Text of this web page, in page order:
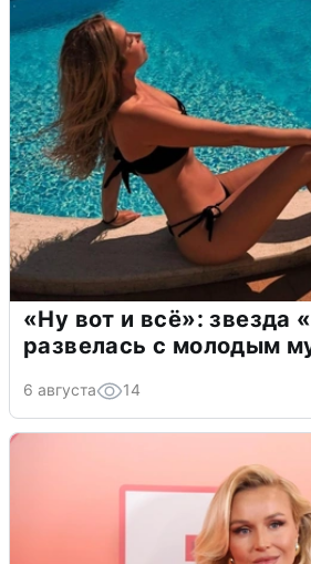
«Ну вот и всё»: звезда
развелась с молодым
6 августа 14